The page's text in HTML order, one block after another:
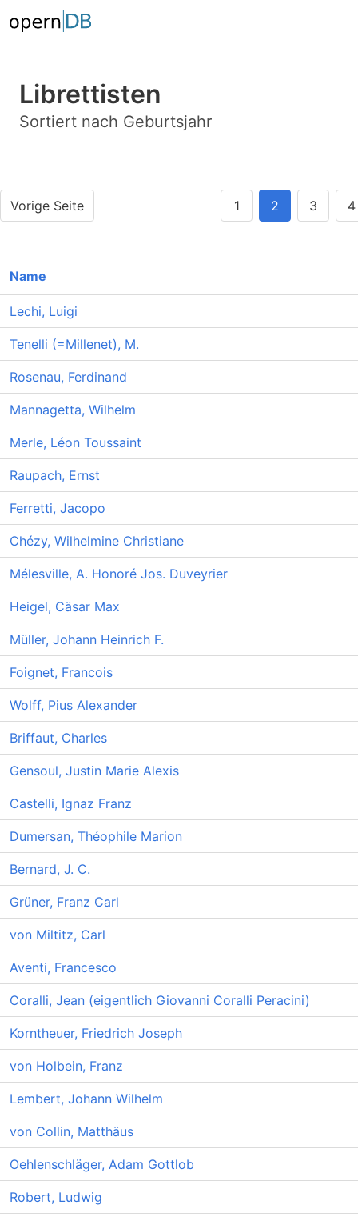
Librettisten
Sortiert nach Geburtsjahr
Vorige Seite 1 2 3 4
Name
Lechi, Luigi
Tenelli (=Millenet), M.
Rosenau, Ferdinand
Mannagetta, Wilhelm
Merle, Léon Toussaint
Raupach, Ernst
Ferretti, Jacopo
Chézy, Wilhelmine Christiane
Mélesville, A. Honoré Jos. Duveyrier
Heigel, Cäsar Max
Müller, Johann Heinrich F.
Foignet, Francois
Wolff, Pius Alexander
Briffaut, Charles
Gensoul, Justin Marie Alexis
Castelli, Ignaz Franz
Dumersan, Théophile Marion
Bernard, J. C.
Grüner, Franz Carl
von Miltitz, Carl
Aventi, Francesco
Coralli, Jean (eigentlich Giovanni Coralli Peracini)
Korntheuer, Friedrich Joseph
von Holbein, Franz
Lembert, Johann Wilhelm
von Collin, Matthäus
Oehlenschläger, Adam Gottlob
Robert, Ludwig